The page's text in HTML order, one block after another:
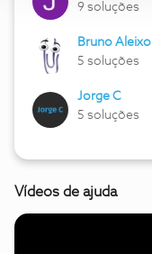
9 soluções
Bruno Aleixo
5 soluções
Jorge C
5 soluções
Vídeos de ajuda